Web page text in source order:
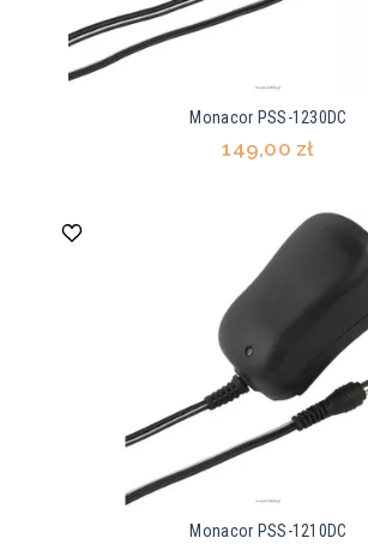
Monacor PSS-1230DC
149,00 zł
Monacor PSS-1210DC